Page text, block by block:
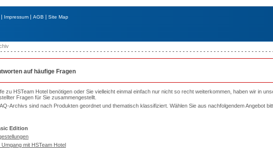
|Impressum|AGB|Site Map
auf häufige Fragen
zu HSTeam Hotel benötigen oder Sie vielleicht einmal einfach nur nicht so recht weiterkommen, haben wir in
Fragen für Sie zusammengestellt.
Archivs sind nach Produkten geordnet und thematisch klassifiziert. Wählen Sie aus nachfolgendem Angebot
Edition
mit HSTeam Hotel